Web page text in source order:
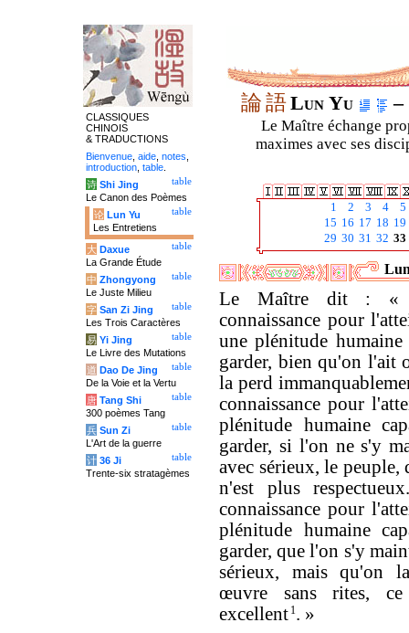
論語Lun Yu –
Le Maître échange
maximes avec ses
1 2 3 4
5
15 16 17 18 19
29 30 31 32 33
Le Maître dit : «
connaissance pour
une plénitude
garder, bien qu'on l'ait
la perd
connaissance pour
plénitude humaine
garder, si l'on ne s'y
avec sérieux, le peuple,
n'est plus
connaissance pour
plénitude humaine
garder, que l'on s'y
sérieux, mais qu'on
œuvre sans rites,
excellent 1. »
CLASSIQUES
CHINOIS
& TRADUCTIONS
Bienvenue aide notes
introduction table
table
诗 Shi Jing
Le Canon des Poèmes
table
论 Lun Yu
Les Entretiens
table
大 Daxue
La Grande Étude
table
中 Zhongyong
Le Juste Milieu
table
字 San Zi Jing
Les Trois Caractères
table
易 Yi Jing
Le Livre des Mutations
table
道 Dao De Jing
De la Voie et la Vertu
table
唐 Tang Shi
300 poèmes Tang
table
兵 Sun Zi
L'Art de la guerre
table
计 36 Ji
Trente-six stratagèmes